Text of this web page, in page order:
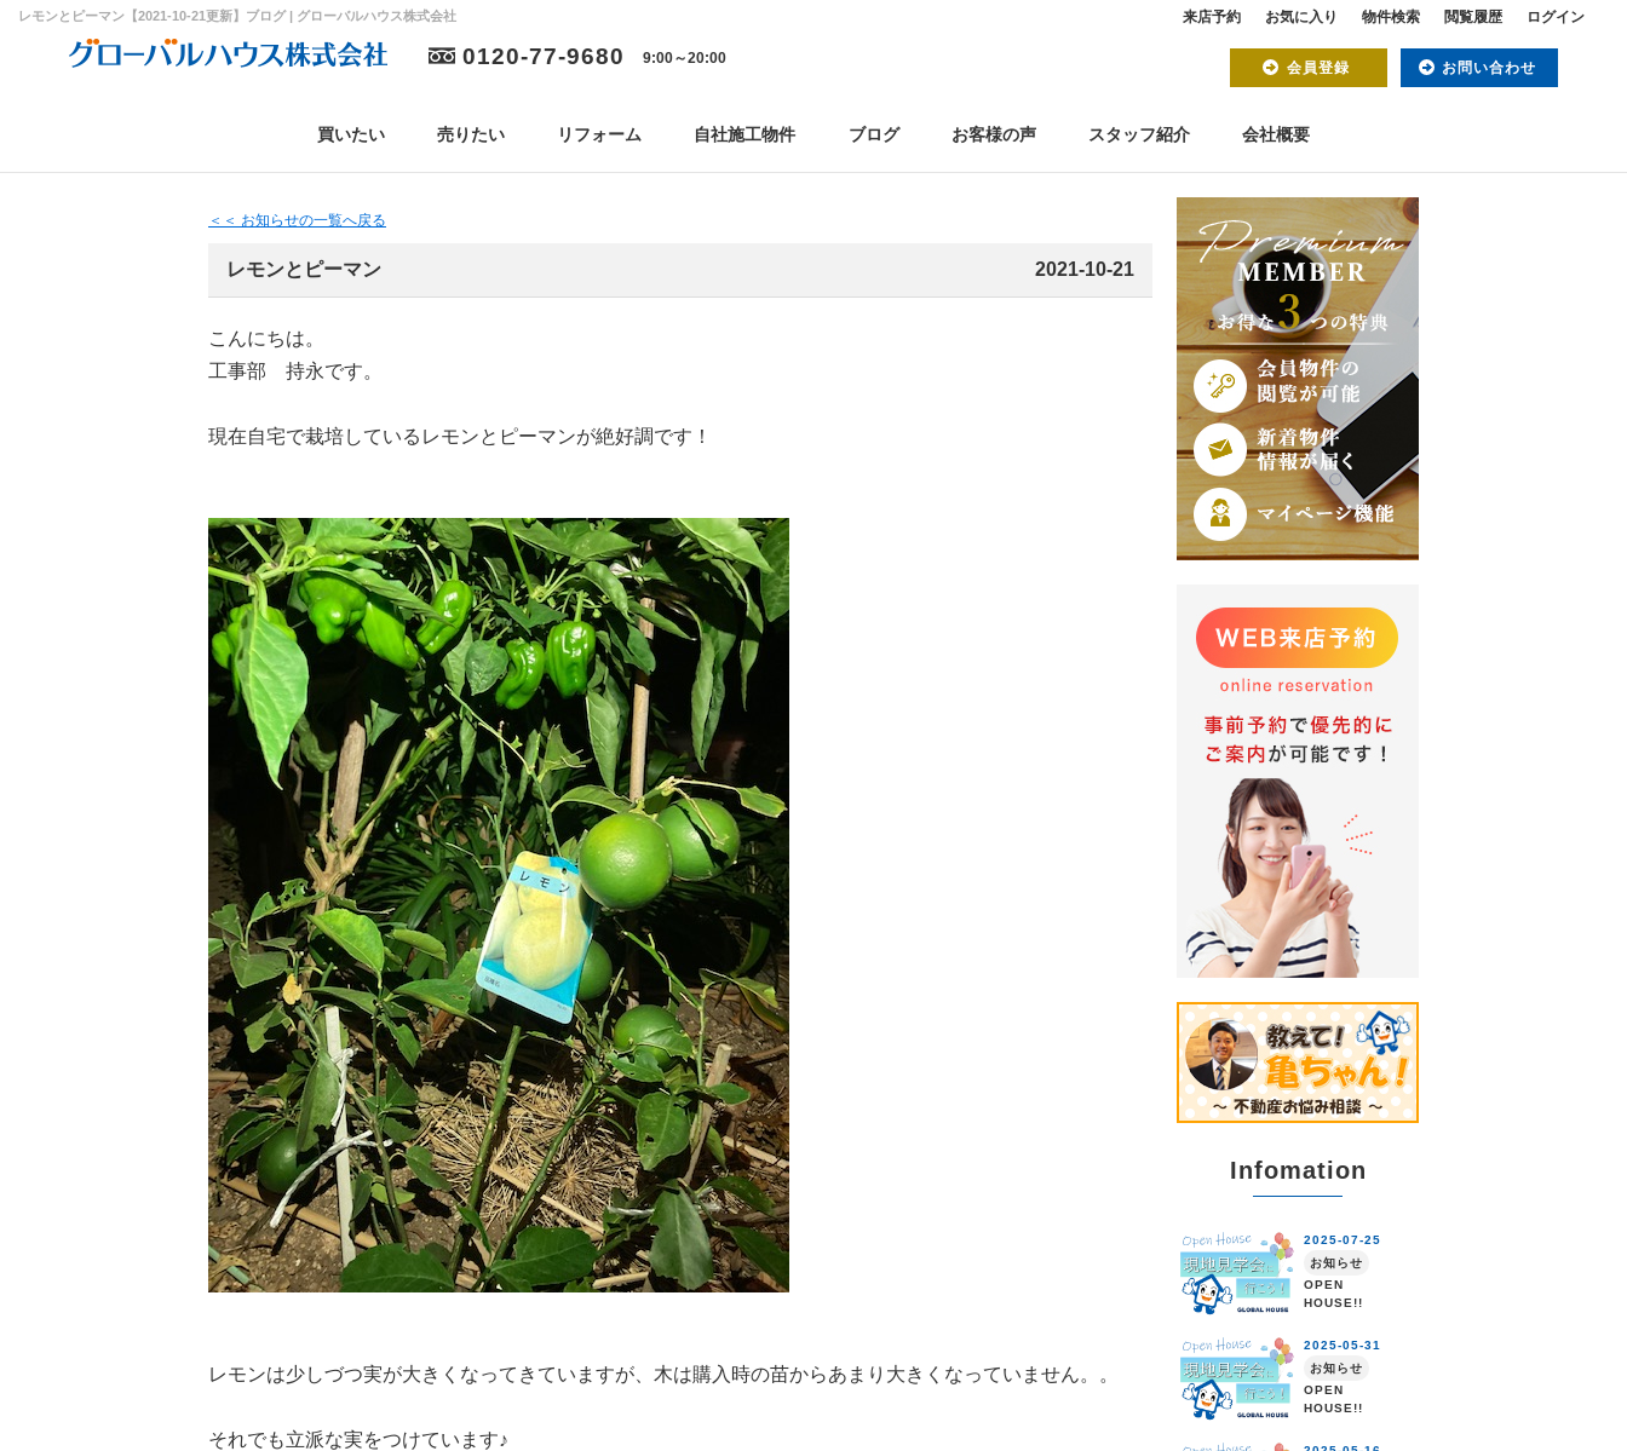
レモンとピーマン【2021-10-21更新】ブログ | グローバルハウス株式会社 来店予約 お気に入り 物件検索 閲覧履歴 ログイン
0120-77-9680 9:00～20:00
会員登録 お問い合わせ
買いたい 売りたい リフォーム 自社施工物件 ブログ お客様の声 スタッフ紹介 会社概要
＜＜ お知らせの一覧へ戻る
レモンとピーマン 2021-10-21
こんにちは。
工事部 持永です。
現在自宅で栽培しているレモンとピーマンが絶好調です！
レモンは少しづつ実が大きくなってきていますが、木は購入時の苗からあまり大きくなっていません。。
それでも立派な実をつけています♪
Infomation